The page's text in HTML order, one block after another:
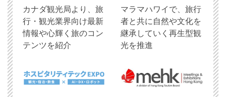
​カナダ観光局より、旅
行・観光業界向け最新
情報や心輝く旅のコン
テンツを紹介
マラマハワイで、旅行
者と共に自然や文化を
継承していく再生型観
光を推進